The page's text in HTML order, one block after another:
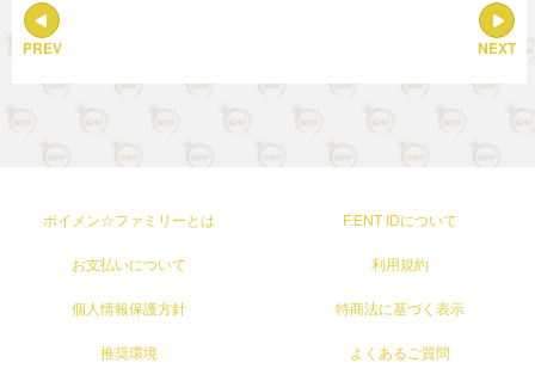
NEXT
PREV
ボイメン☆ファミリーとは F.ENT IDについて
お支払いについて 利用規約
個人情報保護方針 特商法に基づく表示
推奨環境 よくあるご質問